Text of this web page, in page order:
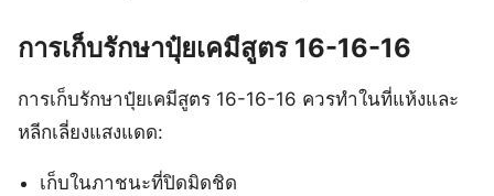
การเก็บรักษาปุ๋ยเคมีสูตร 16-16-16
การเก็บรักษาปุ๋ยเคมีสูตร 16-16-16 ควรทำในที่แห้งและ
หลีกเลี่ยงแสงแดด:
เก็บในภาชนะที่ปิดมิดชิด